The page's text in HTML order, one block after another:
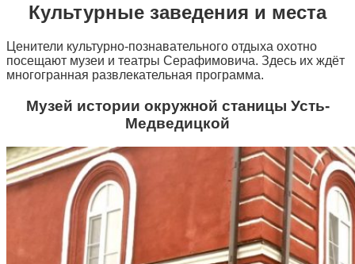
Культурные заведения и места
Ценители культурно-познавательного отдыха охотно
посещают музеи и театры Серафимовича. Здесь их ждёт
многогранная развлекательная программа.
Музей истории окружной станицы Усть-
Медведицкой